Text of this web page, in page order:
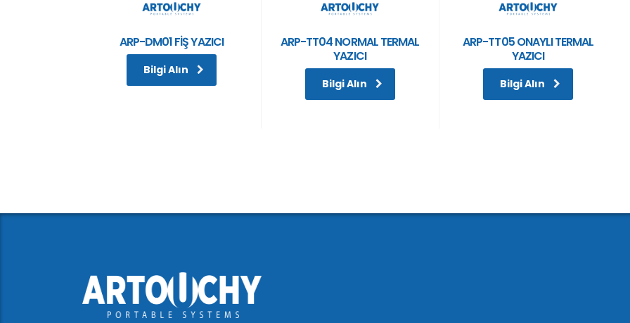
ARP-DM01 FİŞ YAZICI
Bilgi Alın
ARP-TT04 NORMAL TERMAL
YAZICI
Bilgi Alın
ARP-TT05 ONAYLI TERMAL
YAZICI
Bilgi Alın